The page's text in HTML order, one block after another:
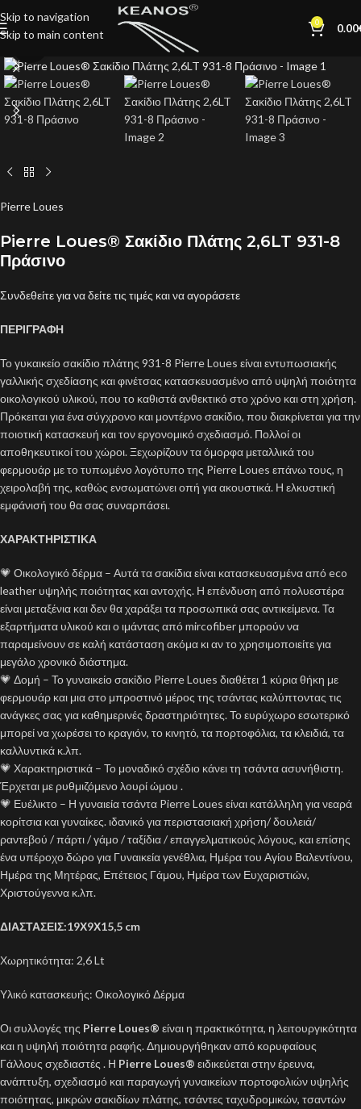
Skip to navigation
Skip to main content
0 0.00
Pierre Loues
Pierre Loues® Σακίδιο Πλάτης 2,6LT 931-8
Πράσινο
Συνδεθείτε για να δείτε τις τιμές και να αγοράσετε
ΠΕΡΙΓΡΑΦΗ
Το γυκαικείο σακίδιο πλάτης 931-8 Pierre Loues είναι εντυπωσιακής
γαλλικής σχεδίασης και φινέτσας κατασκευασμένο από υψηλή ποιότητα
οικολογικού υλικού, που το καθιστά ανθεκτικό στο χρόνο και στη χρήση.
Πρόκειται για ένα σύγχρονο και μοντέρνο σακίδιο, που διακρίνεται για την
ποιοτική κατασκευή και τον εργονομικό σχεδιασμό. Πολλοί οι
αποθηκευτικοί του χώροι. Ξεχωρίζουν τα όμορφα μεταλλικά του
φερμουάρ με το τυπωμένο λογότυπο της Pierre Loues επάνω τους, η
χειρολαβή της, καθώς ενσωματώνει οπή για ακουστικά. Η ελκυστική
εμφάνισή του θα σας συναρπάσει.
ΧΑΡΑΚΤΗΡΙΣΤΙΚΑ
💗 Οικολογικό δέρμα – Αυτά τα σακίδια είναι κατασκευασμένα από eco
leather υψηλής ποιότητας και αντοχής. Η επένδυση από πολυεστέρα
είναι μεταξένια και δεν θα χαράξει τα προσωπικά σας αντικείμενα. Τα
εξαρτήματα υλικού και ο ιμάντας από mircofiber μπορούν να
παραμείνουν σε καλή κατάσταση ακόμα κι αν το χρησιμοποιείτε για
μεγάλο χρονικό διάστημα.
💗 Δομή – Το γυναικείο σακίδιο Pierre Loues διαθέτει 1 κύρια θήκη με
φερμουάρ και μια στο μπροστινό μέρος της τσάντας καλύπτοντας τις
ανάγκες σας για καθημερινές δραστηριότητες. Το ευρύχωρο εσωτερικό
μπορεί να χωρέσει το κραγιόν, το κινητό, τα πορτοφόλια, τα κλειδιά, τα
καλλυντικά κ.λπ.
💗 Χαρακτηριστικά – Το μοναδικό σχέδιο κάνει τη τσάντα ασυνήθιστη.
Έρχεται με ρυθμιζόμενο λουρί ώμου .
💗 Ευέλικτο – Η γυναιεία τσάντα Pierre Loues είναι κατάλληλη για νεαρά
κορίτσια και γυναίκες. ιδανικό για περιστασιακή χρήση/ δουλειά/
ραντεβού / πάρτι / γάμο / ταξίδια / επαγγελματικούς λόγους, και επίσης
ένα υπέροχο δώρο για Γυναικεία γενέθλια, Ημέρα του Αγίου Βαλεντίνου,
Ημέρα της Μητέρας, Επέτειος Γάμου, Ημέρα των Ευχαριστιών,
Χριστούγεννα κ.λπ.
ΔΙΑΣΤΑΣΕΙΣ:19Χ9Χ15,5 cm
Χωρητικότητα: 2,6 Lt
Υλικό κατασκευής: Οικολογικό Δέρμα
Οι συλλογές της Pierre Loues® είναι η πρακτικότητα, η λειτουργικότητα
και η υψηλή ποιότητα ραφής. Δημιουργήθηκαν από κορυφαίους
Γάλλους σχεδιαστές . Η Pierre Loues® ειδικεύεται στην έρευνα,
ανάπτυξη, σχεδιασμό και παραγωγή γυναικείων πορτοφολιών υψηλής
ποιότητας, μικρών σακιδίων πλάτης, τσάντες ταχυδρομικών, τσαντών